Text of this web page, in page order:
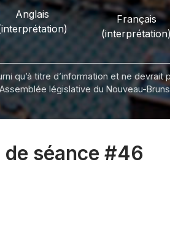
Anglais
Français
qu’à titre d’information et ne
législative du Nouveau-
séance #46